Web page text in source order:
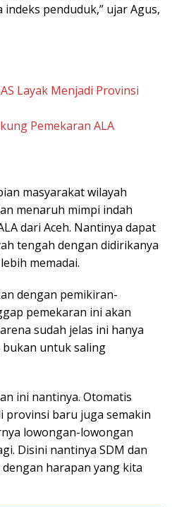
penduduk,” ujar Agus,
Layak Menjadi Provinsi
Pemekaran ALA
masyarakat wilayah
menaruh mimpi indah
dari Aceh. Nantinya dapat
tengah dengan didirikanya
memadai.
dengan pemikiran-
pemekaran ini akan
sudah jelas ini hanya
untuk saling
ini nantinya. Otomatis
provinsi baru juga semakin
lowongan-lowongan
Disini nantinya SDM dan
harapan yang kita